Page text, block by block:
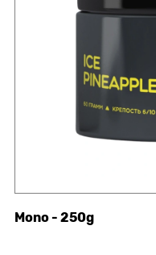
Mono - 250g